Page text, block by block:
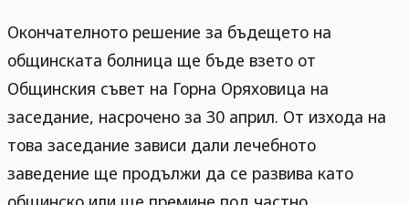
Окончателното решение за бъдещето на
общинската болница ще бъде взето от
Общинския съвет на Горна Оряховица на
заседание, насрочено за 30 април. От изхода на
това заседание зависи дали лечебното
заведение ще продължи да се развива като